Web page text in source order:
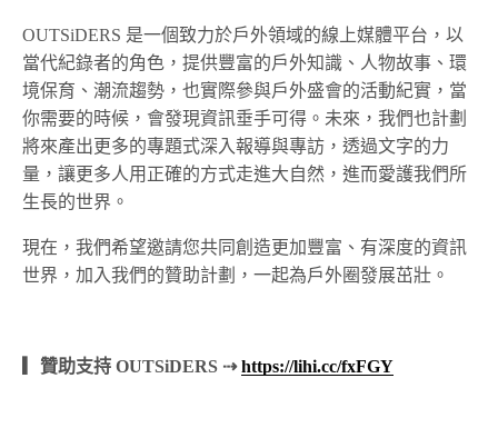
OUTSiDERS 是一個致力於戶外領域的線上媒體平台，以
當代紀錄者的角色，提供豐富的戶外知識、人物故事、環
境保育、潮流趨勢，也實際參與戶外盛會的活動紀實，當
你需要的時候，會發現資訊垂手可得。未來，我們也計劃
將來產出更多的專題式深入報導與專訪，透過文字的力
量，讓更多人用正確的方式走進大自然，進而愛護我們所
生長的世界。
現在，我們希望邀請您共同創造更加豐富、有深度的資訊
世界，加入我們的贊助計劃，一起為戶外圈發展茁壯。
▎贊助支持 OUTSiDERS ⇢https://lihi.cc/fxFGY